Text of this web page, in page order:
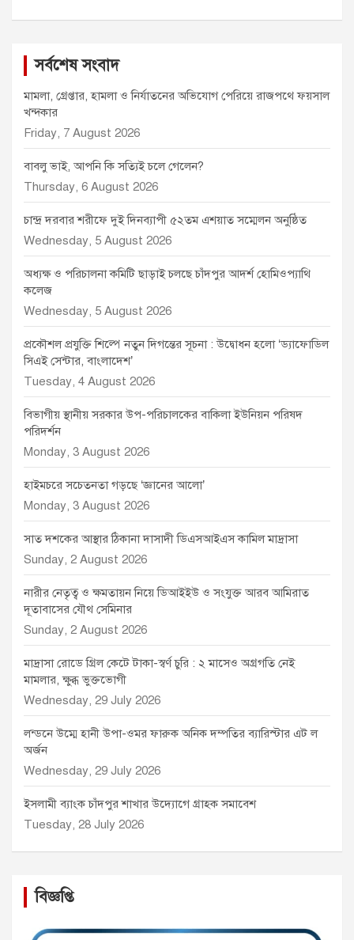
সর্বশেষ সংবাদ
মামলা, গ্রেপ্তার, হামলা ও নির্যাতনের অভিযোগ পেরিয়ে রাজপথে ফয়সাল
খন্দকার
Friday, 7 August 2026
বাবলু ভাই, আপনি কি সত্যিই চলে গেলেন?
Thursday, 6 August 2026
চান্দ্র দরবার শরীফে দুই দিনব্যাপী ৫২তম এশয়াত সম্মেলন অনুষ্ঠিত
Wednesday, 5 August 2026
অধ্যক্ষ ও পরিচালনা কমিটি ছাড়াই চলছে চাঁদপুর আদর্শ হোমিওপ্যাথি
কলেজ
Wednesday, 5 August 2026
প্রকৌশল প্রযুক্তি শিল্পে নতুন দিগন্তের সূচনা : উদ্বোধন হলো ‘ড্যাফোডিল
সিএই সেন্টার, বাংলাদেশ’
Tuesday, 4 August 2026
বিভাগীয় স্থানীয় সরকার উপ-পরিচালকের বাকিলা ইউনিয়ন পরিষদ
পরিদর্শন
Monday, 3 August 2026
হাইমচরে সচেতনতা গড়ছে ‘জ্ঞানের আলো’
Monday, 3 August 2026
সাত দশকের আস্থার ঠিকানা দাসাদী ডিএসআইএস কামিল মাদ্রাসা
Sunday, 2 August 2026
নারীর নেতৃত্ব ও ক্ষমতায়ন নিয়ে ডিআইইউ ও সংযুক্ত আরব আমিরাত
দূতাবাসের যৌথ সেমিনার
Sunday, 2 August 2026
মাদ্রাসা রোডে গ্রিল কেটে টাকা-স্বর্ণ চুরি : ২ মাসেও অগ্রগতি নেই
মামলার, ক্ষুব্ধ ভুক্তভোগী
Wednesday, 29 July 2026
লন্ডনে উম্মে হানী উপা-ওমর ফারুক অনিক দম্পতির ব্যারিস্টার এট ল
অর্জন
Wednesday, 29 July 2026
ইসলামী ব্যাংক চাঁদপুর শাখার উদ্যোগে গ্রাহক সমাবেশ
Tuesday, 28 July 2026
বিজ্ঞপ্তি